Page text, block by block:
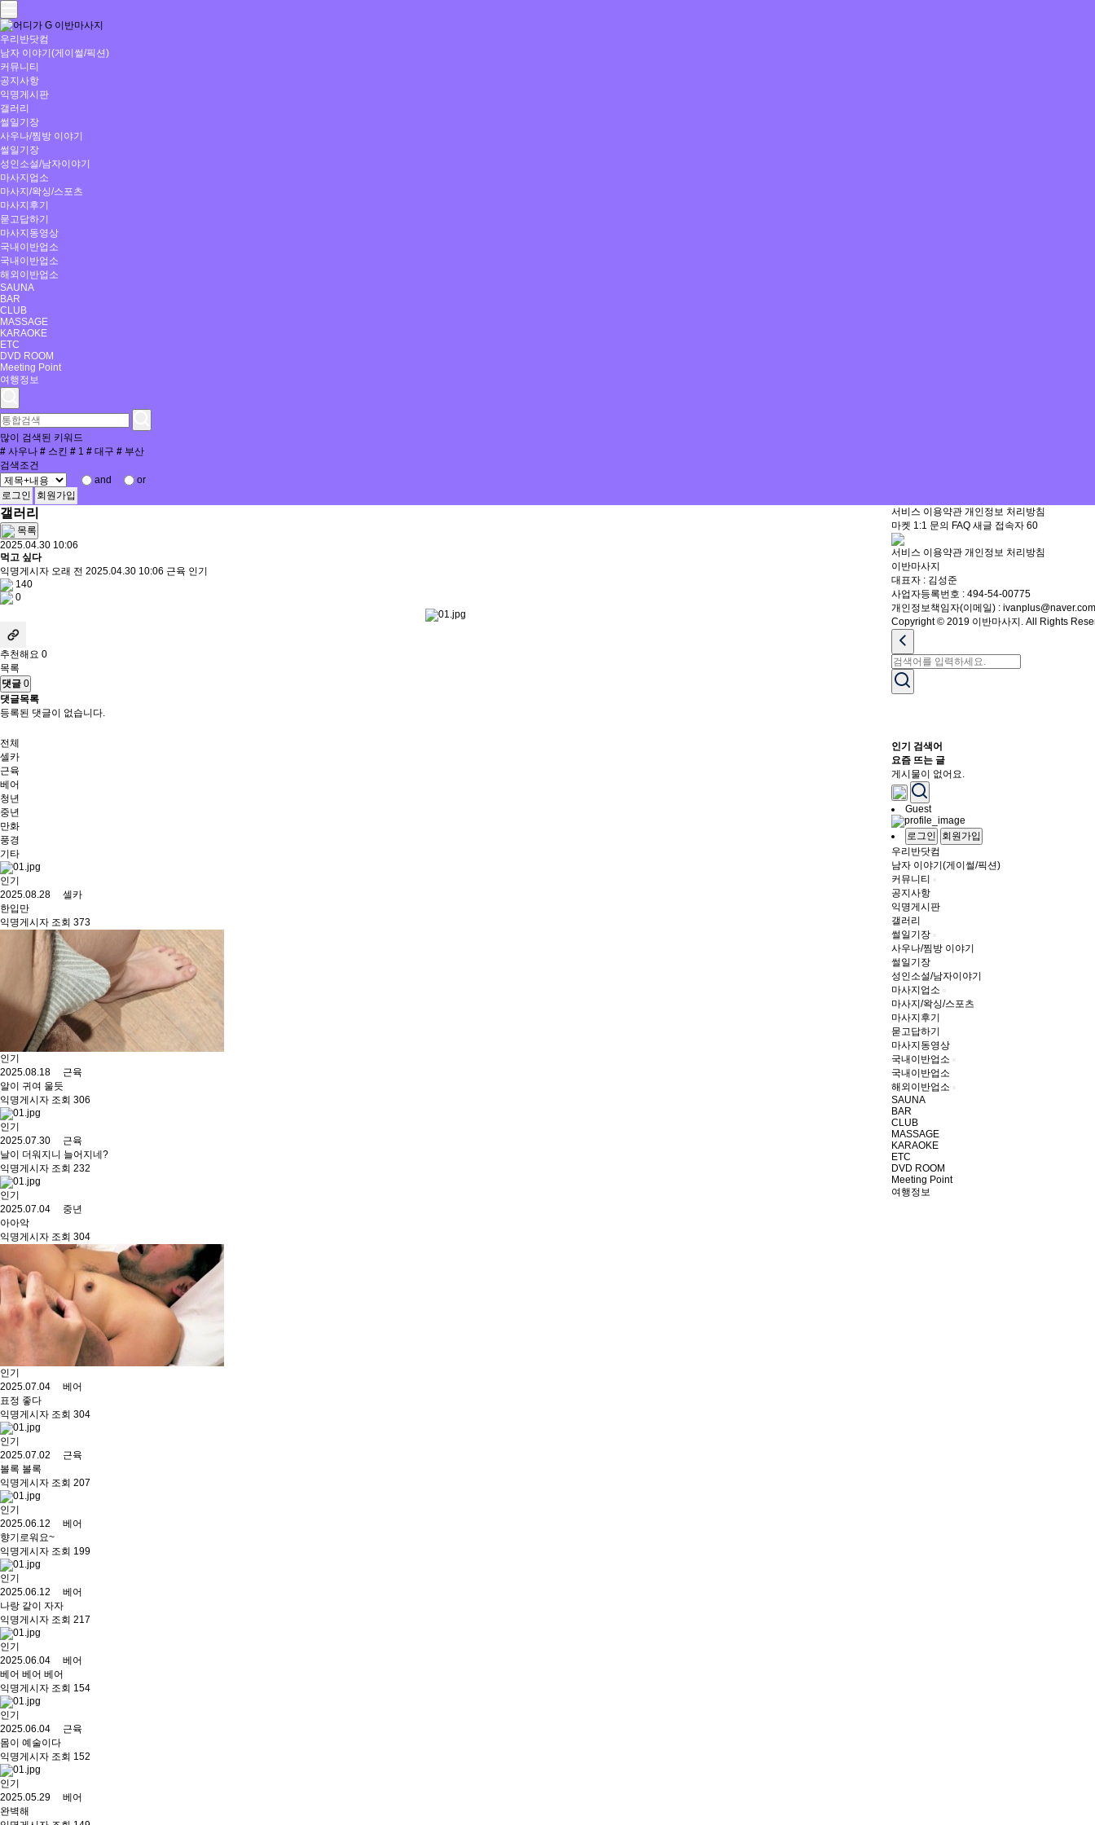
우리반닷컴
남자 이야기(게이썰/픽션)
커뮤니티
공지사항
익명게시판
갤러리
썰일기장
사우나/찜방 이야기
썰일기장
성인소설/남자이야기
마사지업소
마사지/왁싱/스포츠
마사지후기
묻고답하기
마사지동영상
국내이반업소
국내이반업소
해외이반업소
SAUNA
BAR
CLUB
MASSAGE
KARAOKE
ETC
DVD ROOM
Meeting Point
여행정보
많이 검색된 키워드
# 사우나 # 스킨 # 1 # 대구 # 부산
검색조건
and
or
로그인
회원가입
갤러리
목록
2025.04.30 10:06
먹고 싶다
익명게시자 오래 전 2025.04.30 10:06 근육 인기
140
0
추천해요 0
목록
댓글 0
댓글목록
등록된 댓글이 없습니다.
전체
셀카
근육
베어
청년
중년
만화
풍경
기타
인기
2025.08.28 셀카
한입만
익명게시자 조회 373
인기
2025.08.18 근육
알이 귀여 울듯
익명게시자 조회 306
인기
2025.07.30 근육
날이 더워지니 늘어지네?
익명게시자 조회 232
인기
2025.07.04 중년
아아악
익명게시자 조회 304
인기
2025.07.04 베어
표정 좋다
익명게시자 조회 304
인기
2025.07.02 근육
볼록 볼록
익명게시자 조회 207
인기
2025.06.12 베어
향기로워요~
익명게시자 조회 199
인기
2025.06.12 베어
나랑 같이 자자
익명게시자 조회 217
인기
2025.06.04 베어
베어 베어 베어
익명게시자 조회 154
인기
2025.06.04 근육
몸이 예술이다
익명게시자 조회 152
인기
2025.05.29 베어
완벽해
서비스 이용약관 개인정보 처리방침
마켓 1:1 문의 FAQ 새글 접속자 60
서비스 이용약관 개인정보 처리방침
이반마사지
대표자 : 김성준
사업자등록번호 : 494-54-00775
개인정보책임자(이메일) : ivanplus@naver.com
Copyright © 2019 이반마사지. All Rights
인기 검색어
요즘 뜨는 글
게시물이 없어요.
Guest
로그인
회원가입
우리반닷컴
남자 이야기(게이썰/픽션)
커뮤니티
공지사항
익명게시판
갤러리
썰일기장
사우나/찜방 이야기
썰일기장
성인소설/남자이야기
마사지업소
마사지/왁싱/스포츠
마사지후기
묻고답하기
마사지동영상
국내이반업소
국내이반업소
해외이반업소
SAUNA
BAR
CLUB
MASSAGE
KARAOKE
ETC
DVD ROOM
Meeting Point
여행정보